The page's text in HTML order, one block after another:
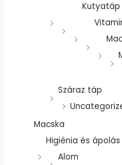
Kutyatáp
Száraz táp
Macska
Higiénia és ápolás
Alom